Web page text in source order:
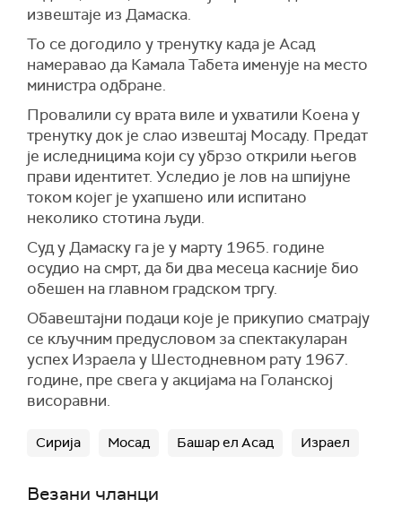
извештаје из Дамаска.
То се догодило у тренутку када је Асад
намеравао да Камала Табета именује на место
министра одбране.
Провалили су врата виле и ухватили Коена у
тренутку док је слао извештај Мосаду. Предат
је иследницима који су убрзо открили његов
прави идентитет. Уследио је лов на шпијуне
током којег је ухапшено или испитано
неколико стотина људи.
Суд у Дамаску га је у марту 1965. године
осудио на смрт, да би два месеца касније био
обешен на главном градском тргу.
Обавештајни подаци које је прикупио сматрају
се кључним предусловом за спектакуларан
успех Израела у Шестодневном рату 1967.
године, пре свега у акцијама на Голанској
висоравни.
Сирија Мосад Башар ел Асад Израел
Везани чланци